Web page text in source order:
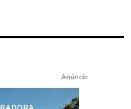
Anúncio